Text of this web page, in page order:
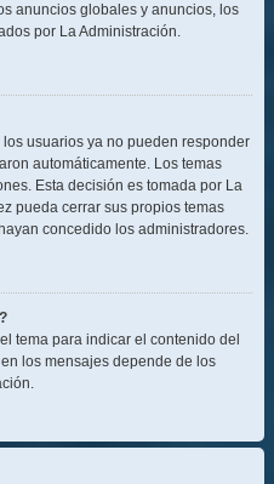
anuncios globales y anuncios, los
por La Administración.
usuarios ya no pueden responder
automáticamente. Los temas
Esta decisión es tomada por La
pueda cerrar sus propios temas
concedido los administradores.
tema para indicar el contenido del
los mensajes depende de los